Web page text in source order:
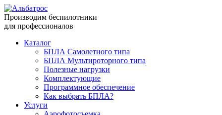
Производим беспилотники
для профессионалов
Каталог
БПЛА Самолетного типа
БПЛА Мультироторного типа
Полезные нагрузки
Комплектующие
Программное обеспечение
Как выбрать БПЛА?
Услуги